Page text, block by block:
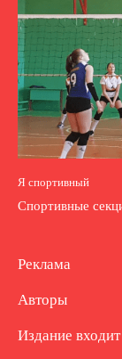
Я спортивный
Спортивные
Реклама
Авторы
Издание